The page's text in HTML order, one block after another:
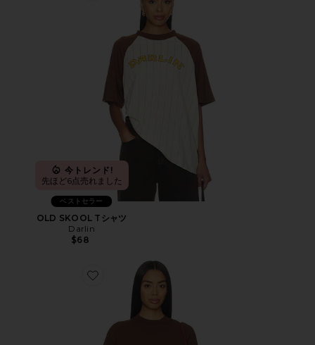
今トレンド!
先ほど6点売れました
ベストセラー
OLD SKOOL Tシャツ
Darlin
$68
Favorite WILD HORSE Tシャツ